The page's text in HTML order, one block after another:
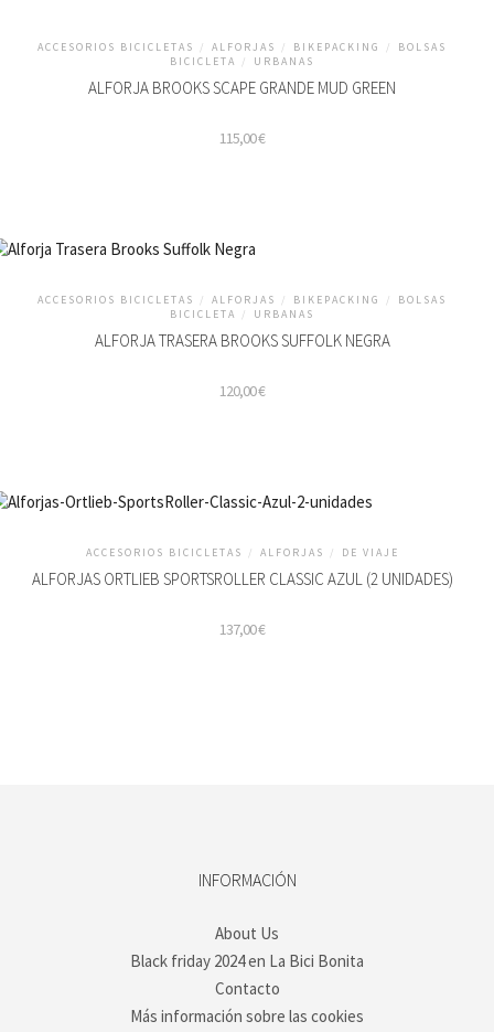
ACCESORIOS BICICLETAS / ALFORJAS / BIKEPACKING /
BOLSAS
BICICLETA
/ URBANAS
ALFORJA BROOKS SCAPE GRANDE MUD GREEN
115,00€
ACCESORIOS BICICLETAS / ALFORJAS / BIKEPACKING /
BOLSAS
BICICLETA
/ URBANAS
ALFORJA TRASERA BROOKS SUFFOLK NEGRA
120,00€
ACCESORIOS BICICLETAS / ALFORJAS / DE VIAJE
ALFORJAS ORTLIEB SPORTSROLLER CLASSIC AZUL (2 UNIDADES)
137,00€
INFORMACIÓN
About Us
Black friday 2024 en La Bici Bonita
Contacto
Más información sobre las cookies